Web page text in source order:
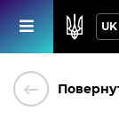
UK
keyboard_backspace